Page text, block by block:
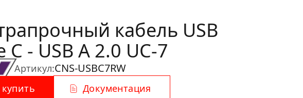
кабель USB
C - USB A 2.0 UC-7
Артикул:CNS-USBC7RW
купить
Документация